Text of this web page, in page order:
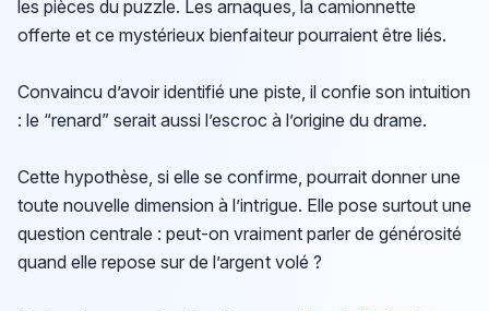
les pièces du puzzle. Les arnaques, la camionnette
offerte et ce mystérieux bienfaiteur pourraient être liés.
Convaincu d’avoir identifié une piste, il confie son intuition
: le “renard” serait aussi l’escroc à l’origine du drame.
Cette hypothèse, si elle se confirme, pourrait donner une
toute nouvelle dimension à l’intrigue. Elle pose surtout une
question centrale : peut-on vraiment parler de générosité
quand elle repose sur de l’argent volé ?